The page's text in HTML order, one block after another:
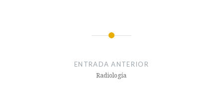
ENTRADA ANTERIOR
Radiología